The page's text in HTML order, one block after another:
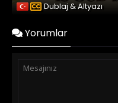
Dublaj & Altyazı
Yorumlar